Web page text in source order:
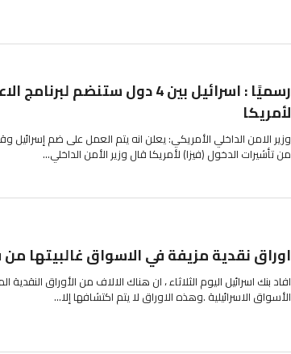
رسميًا : اسرائيل بين 4 دول ستنضم
لأمريكا
وزير الامن الداخلي الأمريكي: يعلن انه يتم العمل على ضم إسرائيل
من تأشيرات الدخول (فيزا) لأمريكا قال وزير الأمن الداخلي...
اوراق نقدية مزيفة في الاسواق غالبيتها من فئة 200
الأسواق الاسرائيلية .وهذه الاوراق لا يتم اكتشافها إلا...